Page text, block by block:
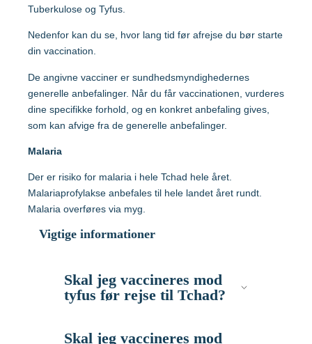
Hvilke vacciner er anbefalet?
Søg og find anbefalinger
Søg efter destination
Thailand
Vietnam
Søg efter destination
Søg efter destination
Tuberkulose og Tyfus.
Nedenfor kan du se, hvor lang tid før afrejse du bør starte
din vaccination.
De angivne vacciner er sundhedsmyndighedernes
generelle anbefalinger. Når du får vaccinationen, vurderes
dine specifikke forhold, og en konkret anbefaling gives,
som kan afvige fra de generelle anbefalinger.
Malaria
Der er risiko for malaria i hele Tchad hele året.
Malariaprofylakse anbefales til hele landet året rundt.
Malaria overføres via myg.
Vigtige informationer
Skal jeg vaccineres mod
tyfus før rejse til Tchad?
Til beskyttelse kan anvendes vaccination i
Skal jeg vaccineres mod